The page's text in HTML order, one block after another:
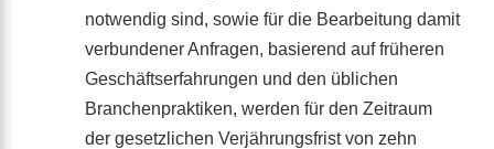
notwendig sind, sowie für die Bearbeitung damit
verbundener Anfragen, basierend auf früheren
Geschäftserfahrungen und den üblichen
Branchenpraktiken, werden für den Zeitraum
der gesetzlichen Verjährungsfrist von zehn